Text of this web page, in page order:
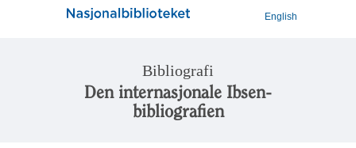
English
Bibliografi
Den internasjonale Ibsen-
bibliografien